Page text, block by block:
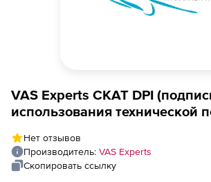
VAS Experts СКАТ DPI
использования технической
Нет отзывов
Производитель: VAS Experts
Скопировать ссылку